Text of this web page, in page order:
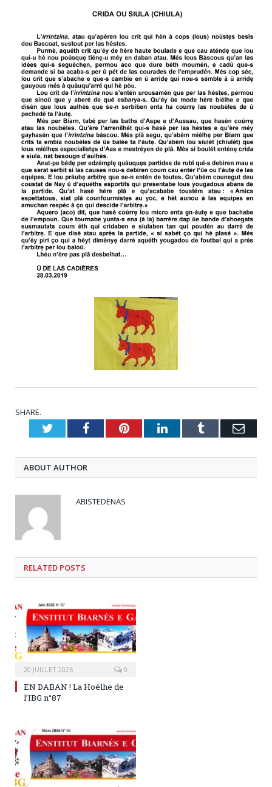
SHARE.
TwitterFacebookPinterestLinkedInTumblr
ABOUT AUTHOR
ABISTEDENAS
RELATED POSTS
20 JUILLET 2026 0
EN DABAN ! La Hoélhe de
l’IBG n°87